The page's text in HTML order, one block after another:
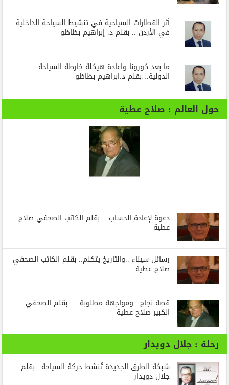
أثر القطارات السياحية في تنشيط السياحة الداخلية
في الأردن .. بقلم د. إبراهيم بظاظو
ما بعد كورونا واعادة هيكلة خارطة السياحة
الدولية…بقلم د.ابراهيم بظاظو
حول العالم : صلاح عطية
دعوة لإعادة الحساب .. بقلم الكاتب الصحفي صلاح
عطية
رسائل‭ ‬سيناء‭.. ‬والتاريخ‭ ‬يتكلم.. بقلم الكاتب الصحفي
صلاح عطية
قصة نجاح ..ومواجهة مطلوبة … بقلم الصحفي
الكبير صلاح عطية
رحلة : جلال دويدار
شبكة الطرق الجديدة تُنشط حركة السياحة ..بقلم
جلال دويدار